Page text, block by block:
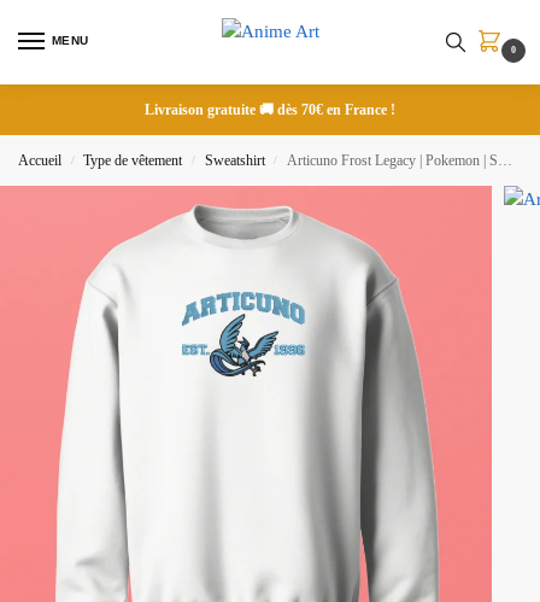
MENU
0
Livraison gratuite 🚚 dès 70€ en France !
Accueil / Type de vêtement / Sweatshirt / Articuno Frost Legacy | Pokemon | Sweatshirt brodé